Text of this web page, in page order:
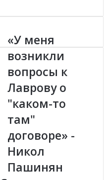
«
У
м
е
н
я
в
з
и
к
л
и
«У меня
возникли
вопросы к
Лаврову о
"каком-то
там"
договоре» -
Никол
Пашинян